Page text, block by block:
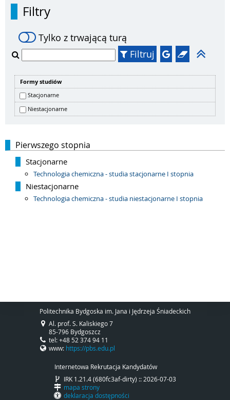
Filtry
Tylko z trwającą turą
Filtruj
Formy studiów
Stacjonarne
Niestacjonarne
Pierwszego stopnia
Stacjonarne
Technologia chemiczna - studia stacjonarne I stopnia
Niestacjonarne
Technologia chemiczna - studia niestacjonarne I stopnia
Politechnika Bydgoska im. Jana i Jędrzeja Śniadeckich
Al. prof. S. Kaliskiego 7
85-796 Bydgoszcz
tel: +48 52 374 94 11
www: https://pbs.edu.pl
Internetowa Rekrutacja Kandydatów
IRK 1.21.4 (680fc3af-dirty) :: 2026-07-03
mapa strony
deklaracja dostępności